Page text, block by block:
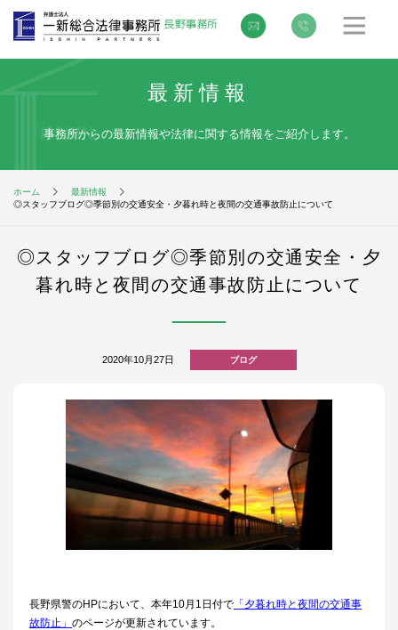
最新情報
事務所からの最新情報や法律に関する情報をご紹介します。
ホーム
最新情報
◎スタッフブログ◎季節別の交通安全・夕暮れ時と夜間の交通事故防止について
◎スタッフブログ◎季節別の交通安全・夕
暮れ時と夜間の交通事故防止について
2020年10月27日 ブログ
長野県警のHPにおいて、本年10月 1 日付で 「夕暮れ時と夜間の交通事
故防止」 のページが更新されています。